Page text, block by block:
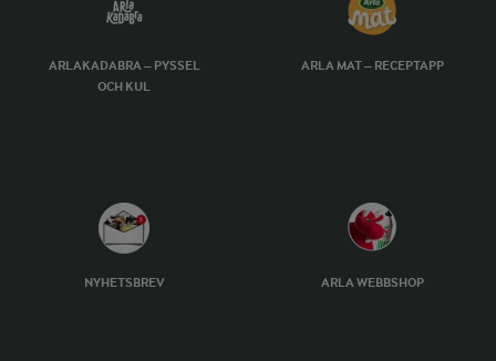
ARLAKADABRA – PYSSEL
OCH KUL
ARLA MAT – RECEPTAPP
NYHETSBREV ARLA WEBBSHOP